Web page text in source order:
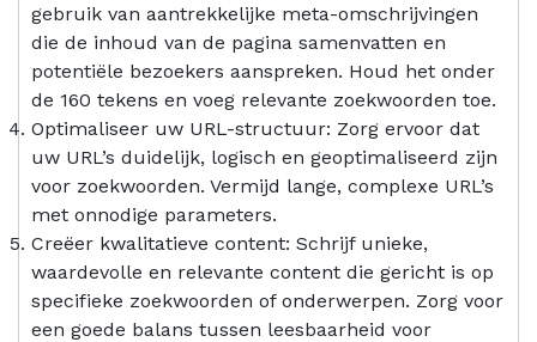
gebruik van aantrekkelijke meta-omschrijvingen
die de inhoud van de pagina samenvatten en
potentiële bezoekers aanspreken. Houd het onder
de 160 tekens en voeg relevante zoekwoorden toe.
Optimaliseer uw URL-structuur: Zorg ervoor dat
uw URL’s duidelijk, logisch en geoptimaliseerd zijn
voor zoekwoorden. Vermijd lange, complexe URL’s
met onnodige parameters.
Creëer kwalitatieve content: Schrijf unieke,
waardevolle en relevante content die gericht is op
specifieke zoekwoorden of onderwerpen. Zorg voor
een goede balans tussen leesbaarheid voor